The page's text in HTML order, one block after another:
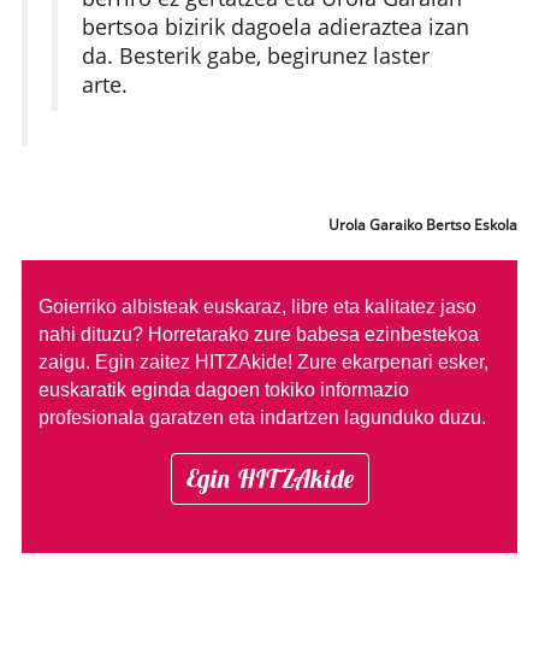
bertsoa bizirik dagoela adieraztea izan
da. Besterik gabe, begirunez laster
arte.
Urola Garaiko Bertso Eskola
Goierriko albisteak euskaraz, libre eta kalitatez jaso
nahi dituzu? Horretarako zure babesa ezinbestekoa
zaigu. Egin zaitez HITZAkide! Zure ekarpenari esker,
euskaratik eginda dagoen tokiko informazio
profesionala garatzen eta indartzen lagunduko duzu.
Egin HITZAkide